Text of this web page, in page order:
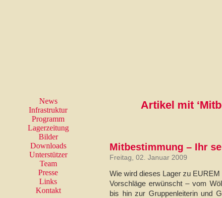
News
Infrastruktur
Programm
Lagerzeitung
Bilder
Downloads
Unterstützer
Team
Presse
Links
Kontakt
Artikel mit
Mitbestimmung – Ihr
Freitag, 02. Januar 2009
Wie wird dieses Lager zu
Vorschläge erwünscht – vom
bis hin zur Gruppenleiterin und